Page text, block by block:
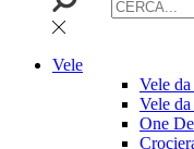
Vele
Vele
Vele da
One